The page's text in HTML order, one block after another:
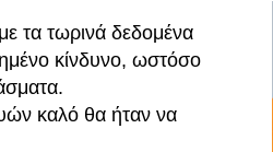
τα τωρινά δεδομένα
κίνδυνο, ωστόσο
καλό θα ήταν να